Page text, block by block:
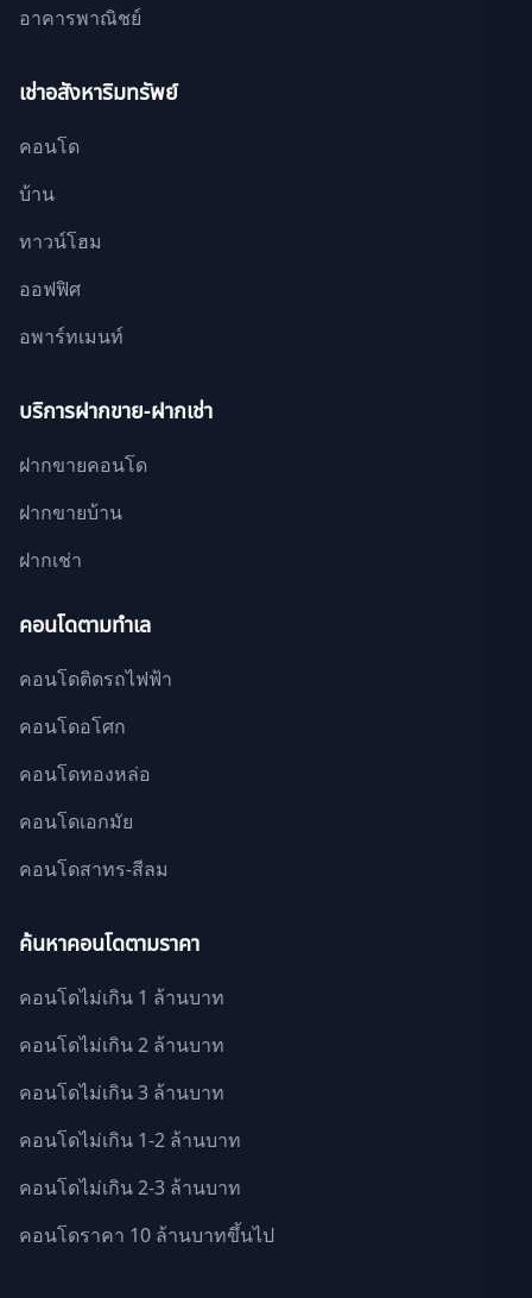
อาคารพาณิชย์
เช่าอสังหาริมทรัพย์
คอนโด
บ้าน
ทาวน์โฮม
ออฟฟิศ
อพาร์ทเมนท์
บริการฝากขาย-ฝากเช่า
ฝากขายคอนโด
ฝากขายบ้าน
ฝากเช่า
คอนโดตามทำเล
คอนโดติดรถไฟฟ้า
คอนโดอโศก
คอนโดทองหล่อ
คอนโดเอกมัย
คอนโดสาทร-สีลม
ค้นหาคอนโดตามราคา
คอนโดไม่เกิน 1 ล้านบาท
คอนโดไม่เกิน 2 ล้านบาท
คอนโดไม่เกิน 3 ล้านบาท
คอนโดไม่เกิน 1-2 ล้านบาท
คอนโดไม่เกิน 2-3 ล้านบาท
คอนโดราคา 10 ล้านบาทขึ้นไป